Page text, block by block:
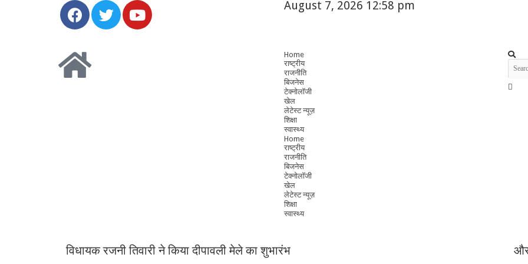
August 7, 2026 12:58 pm
Home
राष्ट्रीय
राजनीति
बिजनेस
टेक्नोलॉजी
खेल
लेटेस्ट न्यूज़
शिक्षा
स्वास्थ्य
Home
राष्ट्रीय
राजनीति
बिजनेस
टेक्नोलॉजी
खेल
लेटेस्ट न्यूज़
शिक्षा
स्वास्थ्य
विधायक रजनी तिवारी ने किया दीपावली मेले का शुभारंभ